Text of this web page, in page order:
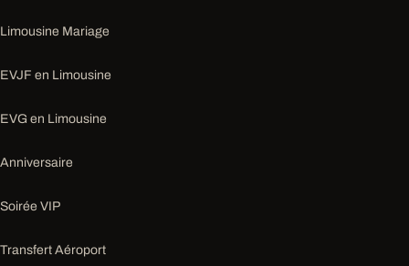
Limousine Mariage
EVJF en Limousine
EVG en Limousine
Anniversaire
Soirée VIP
Transfert Aéroport